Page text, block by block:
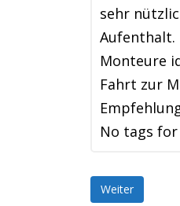
sehr
Aufenthalt.
Monteure
Fahrt zur
No tags
Weiter